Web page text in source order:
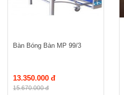
Bàn Bóng Bàn MP 99/3
13.350.000 đ
15.670.000 đ